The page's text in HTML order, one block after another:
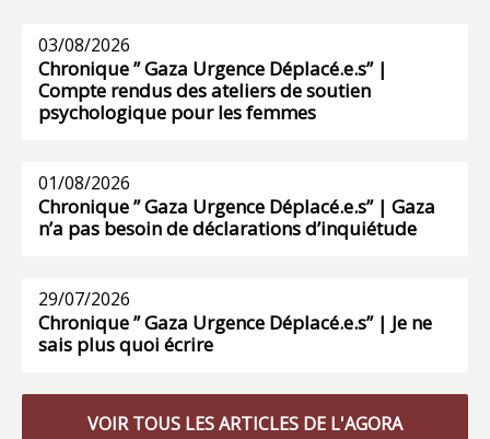
03/08/2026
Chronique ” Gaza Urgence Déplacé.e.s” |
Compte rendus des ateliers de soutien
psychologique pour les femmes
01/08/2026
Chronique ” Gaza Urgence Déplacé.e.s” | Gaza
n’a pas besoin de déclarations d’inquiétude
29/07/2026
Chronique ” Gaza Urgence Déplacé.e.s” | Je ne
sais plus quoi écrire
VOIR TOUS LES ARTICLES DE L'AGORA